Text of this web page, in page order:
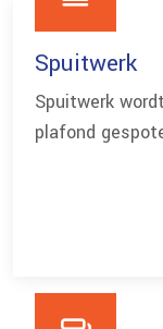
Spuitwerk
Spuitwerk
plafond
0
5